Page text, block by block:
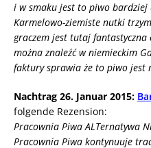
i w smaku jest to piwo
Karmelowo-ziemiste nutki
graczem jest tutaj
można znaleźć w niemieckim
faktury sprawia że to piwo jest
Nachtrag 26. Januar 2015:
folgende Rezension:
Pracownia Piwa ALTernatywa
Pracownia Piwa kontynuuje